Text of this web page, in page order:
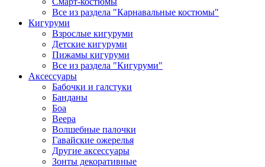
Все из раздела "Карнавальные костюмы"
Кигуруми
Взрослые кигуруми
Детские кигуруми
Пижамы кигуруми
Все из раздела "Кигуруми"
Аксессуары
Бабочки и галстуки
Банданы
Боа
Веера
Волшебные палочки
Гавайские ожерелья
Другие аксессуары
Зонты декоративные